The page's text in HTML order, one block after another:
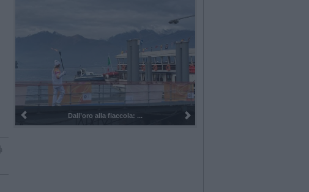
Dall’oro alla fiaccola: ... I 100 anni del Corpo Musicale di